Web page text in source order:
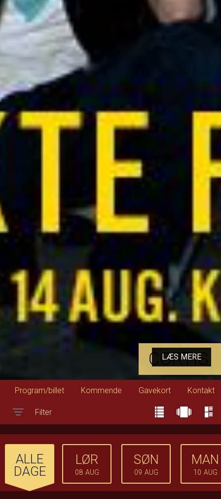
CORTIS
LÆS MERE
Program/billet Kommende Gavekort Kontakt
Filter
ALLE
DAGE
LØR
08 AUG
SØN
09 AUG
MAN
10 AUG